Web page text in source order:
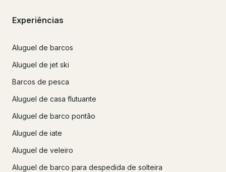
Experiências
Aluguel de barcos
Aluguel de jet ski
Barcos de pesca
Aluguel de casa flutuante
Aluguel de barco pontão
Aluguel de iate
Aluguel de veleiro
Aluguel de barco para despedida de solteira